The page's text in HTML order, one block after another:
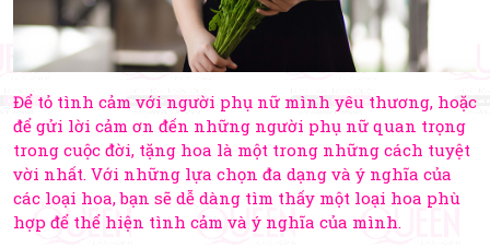
Để tỏ tình cảm với người phụ nữ mình yêu thương, hoặc
để gửi lời cảm ơn đến những người phụ nữ quan trọng
trong cuộc đời, tặng hoa là một trong những cách tuyệt
vời nhất. Với những lựa chọn đa dạng và ý nghĩa của
các loại hoa, bạn sẽ dễ dàng tìm thấy một loại hoa phù
hợp để thể hiện tình cảm và ý nghĩa của mình.